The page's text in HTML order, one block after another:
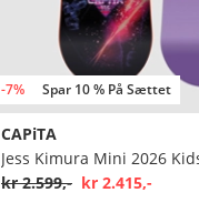
-7% Spar 10 % På Sættet
CAPiTA
Jess Kimura Mini 2026
kr 2.599,- kr 2.415,-